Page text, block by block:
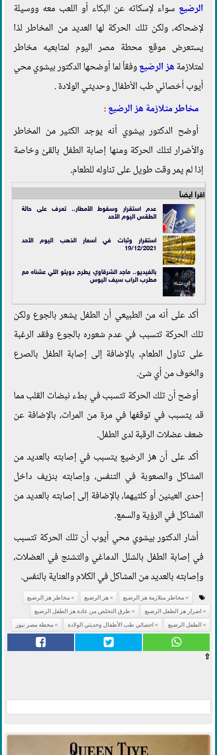
الرضيع سواء لإسكاته عن البكاء أو اللعب معه ووسيلة
لإضحاكه، ولكن تلك الحركة لها العديد من المخاطر لذا
يستعرض موقع محطة مصر اليوم لمتابعيه مخاطر
لمتلازمةهز الرضيعوفقاً لما أوضحها الدكتور بيشوي محي
أيوب أخصائي طب الأطفال وحديثي الولادة .
مخاطر متلازمة هز الرضيع:
أوضح الدكتور بيشوي أنه يوجد الكثير من المخاطر
والأضرار لتلك الحركة ومنها إصابة الطفل بالقئ وخاصة
إذا لم يمر وقت طويل على تناوله للطعام.
اقرأ أيضاً
عدم استقرار وسقوط الأمطار.. تعرف على حالة
الطقس اليوم الأحد
استقرار وثبات في أسعار الذهب اليوم الأحد
19/12/2021
بالفيديو.. ماجد الشرقاوي يطرح دويتو اللي عشناه مع
مطرب الراب سيف اليوس
أكد على أنه من الطبيعي أن الطفل يشعر بالجوع ولكن
تلك الحركة تتسبب في عدم شعوره بالجوع وفقد الرغبة
على تناول الطعام، بالإضافة إلى إصابة الطفل بالصرع
والخوف من أي شئ.
أوضح أن تلك الحركة تتسبب في بطء نبضات القلب مما
قد يتسبب في توقفها في مرة من المرات، بالإضافة عن
ضعف عضلات الرقبة لدى الطفل.
أكد على أن هز الرضيع يتسبب في إصابته بالعديد من
المشاكل والصعوبة في التنفس، وإصابته بنزيف داخل
إحدى العينين أو كلتيهما، بالإضافة إلى إصابته بالعديد من
المشاكل في الرؤية والسمع.
أشار الدكتور بيشوي محي أيوب أن تلك الحركة تتسبب
في إصابة الطفل بالشلل الدماغي والتشنج في العضلات،
وإصابته بالعديد من المشاكل في الكلام والعناية بالنفس.
مخاطر متلازمة هز الرضيع هز الرضيع
مخاطر هز الرضيع
اضرار هز الطفل الرضيع
طرق التخلص من عادة هز الطفل الرضيع
الطفل الرضيع
اخصائي طب الأطفال وحديثي الولادة محطة مصر نيوز
⇧